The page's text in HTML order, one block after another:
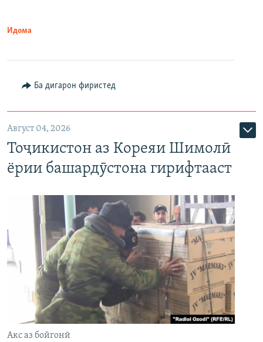
Идома
Ба дигарон фиристед
Август 04, 2026
Тоҷикистон аз Кореяи Шимолӣ
ёрии башардӯстона гирифтааст
Акс аз бойгонӣ